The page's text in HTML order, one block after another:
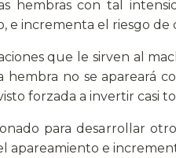
hembras con tal
incrementa el riesgo de
que le sirven al
hembra no se apareará
forzada a invertir casi
para desarrollar
apareamiento e